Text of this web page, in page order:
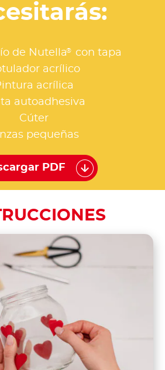
de Nutella®
con tapa
acrílico
acrílica
autoadhesiva
Cúter
pequeñas
PDF